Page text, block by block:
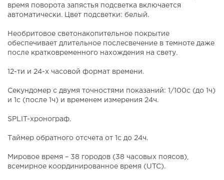
время поворота запястья подсветка включается
автоматически. Цвет подсветки: белый.
Необритовое светонакопительное покрытие
обеспечивает длительное послесвечение в темноте даже
после кратковременного нахождения на свету.
12-ти и 24-х часовой формат времени.
Секундомер с двумя точностями показаний: 1/100с (до 1ч)
и 1с (после 1ч) и временем измерения 24ч.
SPLIT-хронограф.
Таймер обратного отсчета от 1с до 24ч.
Мировое время – 38 городов (38 часовых поясов),
всемирное координированное время (UTC).